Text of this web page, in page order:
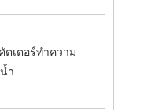
ตเตอร์ทำความ
ำ